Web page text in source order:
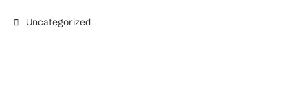
Uncategorized